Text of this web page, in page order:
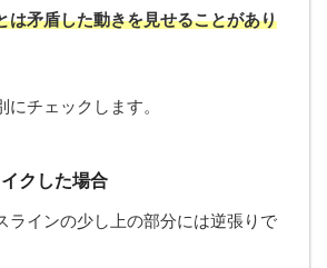
は矛盾した動きを見せることがあり
チェックします。
クした場合
ラインの少し上の部分には逆張りで